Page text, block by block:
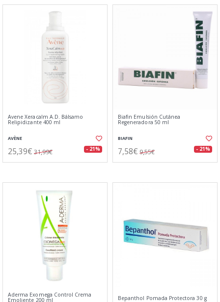
Avene Xeracalm A.D. Bálsamo
Relipidizante 400 ml
AVÈNE
25,39€ 31,99€ - 21%
Biafin Emulsión Cutánea
Regeneradora 50 ml
BIAFIN
7,58€ 9,55€ - 21%
Aderma Exomega Control Crema
Emoliente 200 ml Bepanthol Pomada Protectora 30 g